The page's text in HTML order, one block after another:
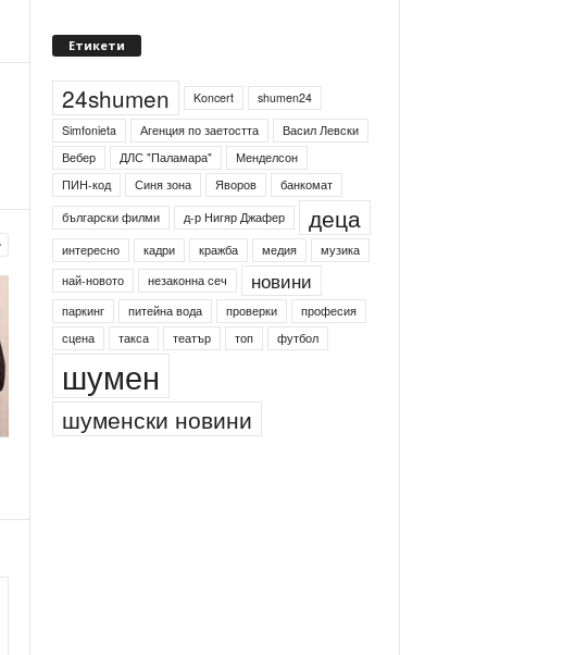
Етикети
24shumen Koncert
shumen24
Simfonieta
Агенция по заетостта
Васил Левски
Вебер
ДЛС "Паламара"
Менделсон
ПИН-код
Синя зона Яворов
банкомат
български филми
д-р Нигяр Джафер деца
интересно кадри кражба медия
най-новото
незаконна сеч новини
паркинг питейна вода проверки
професия
сцена
такса
шумен